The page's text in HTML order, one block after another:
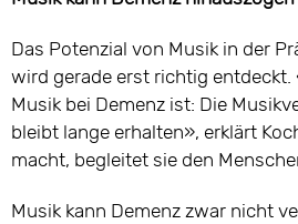
Das Potenzial von Musik in der
wird gerade erst richtig entdeckt.
Musik bei Demenz ist: Die
bleibt lange erhalten», erklärt
macht, begleitet sie den
Musik kann Demenz zwar nicht